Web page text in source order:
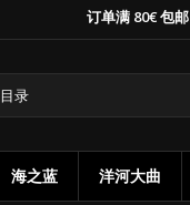
订单满 80€ 包邮
海之蓝 洋河大曲
单
品保存在您的心愿单中。